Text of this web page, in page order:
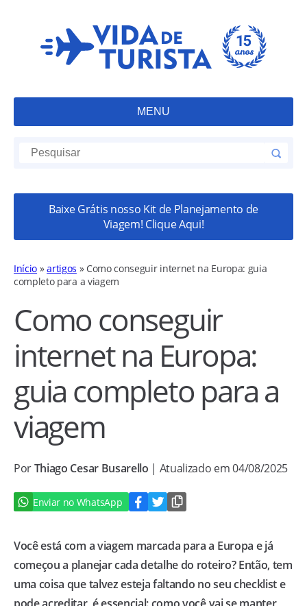
MENU
Baixe Grátis nosso Kit de Planejamento de
Viagem! Clique Aqui!
Início »artigos » Como conseguir internet na Europa: guia
completo para a viagem
Como conseguir
internet na Europa:
guia completo para a
viagem
PorThiago Cesar Busarello | Atualizado em 04/08/2025
Enviar no WhatsApp
Você está com a viagem marcada para a Europa e já
começou a planejar cada detalhe do roteiro? Então, tem
uma coisa que talvez esteja faltando no seu checklist e